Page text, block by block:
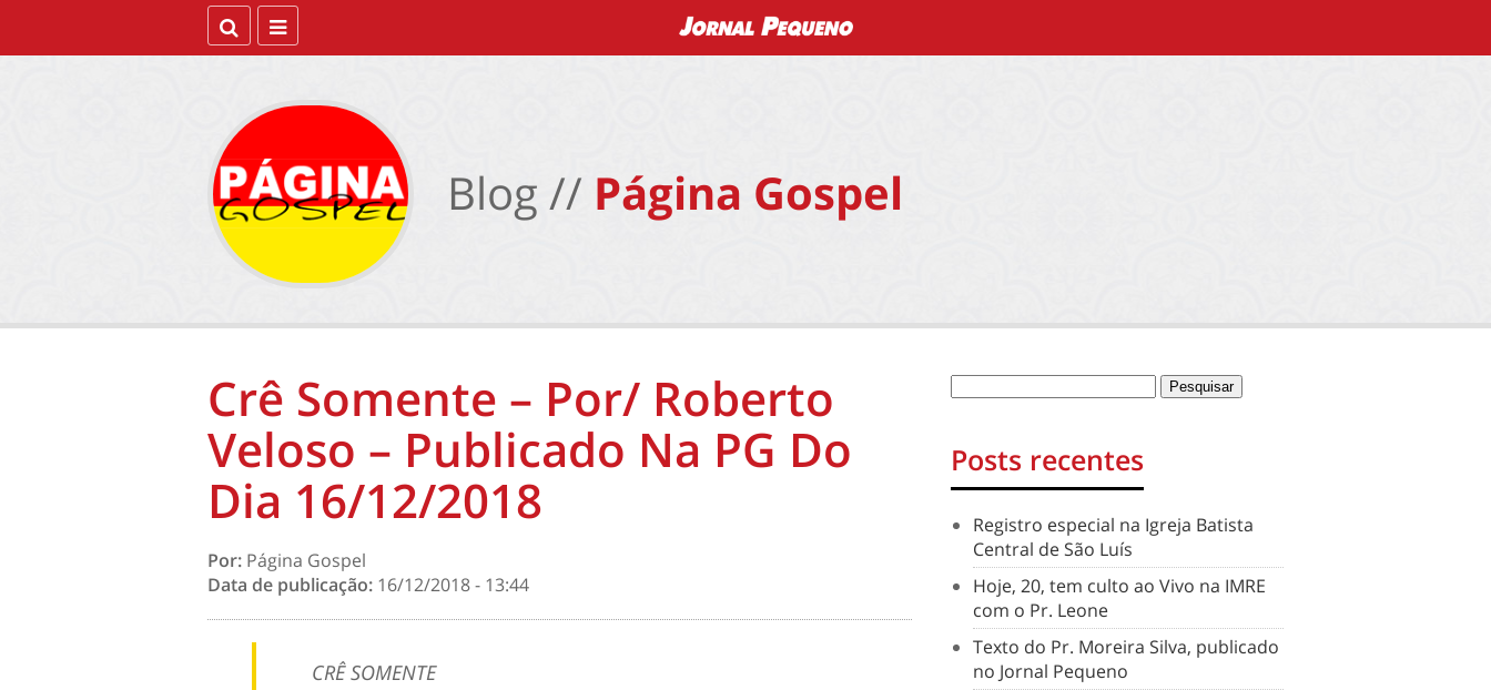
Blog // Página Gospel
Crê Somente – Por/ Roberto
Veloso – Publicado Na PG Do
Dia 16/12/2018
Por: Página Gospel
Data de publicação: 16/12/2018 - 13:44
CRÊ SOMENTE
Posts recentes
Registro especial na Igreja Batista
Central de São Luís
Hoje, 20, tem culto ao Vivo na IMRE
com o Pr. Leone
Texto do Pr. Moreira Silva, publicado
no Jornal Pequeno